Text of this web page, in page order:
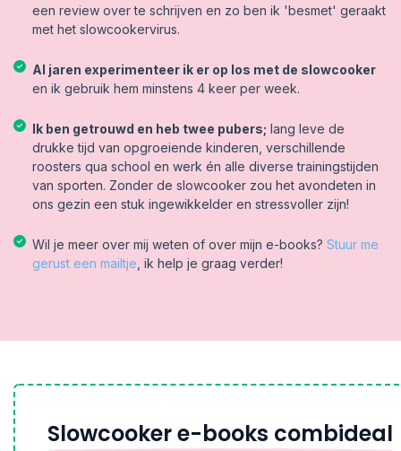
een review over te schrijven en zo ben ik 'besmet' geraakt
met het slowcookervirus.
Al jaren experimenteer ik er op los met de slowcooker
en ik gebruik hem minstens 4 keer per week.
Ik ben getrouwd en heb twee pubers; lang leve de
drukke tijd van opgroeiende kinderen, verschillende
roosters qua school en werk én alle diverse trainingstijden
van sporten. Zonder de slowcooker zou het avondeten in
ons gezin een stuk ingewikkelder en stressvoller zijn!
Wil je meer over mij weten of over mijn e-books? Stuur me
gerust een mailtje , ik help je graag verder!
Slowcooker e-books combideal